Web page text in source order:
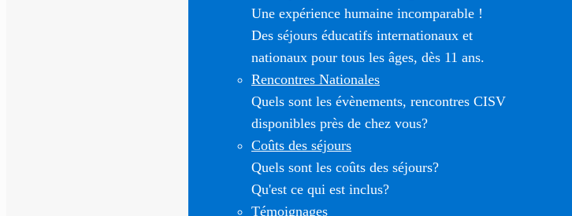
Une expérience humaine incomparable !
Des séjours éducatifs internationaux et
nationaux pour tous les âges, dès 11 ans.
Rencontres Nationales
Quels sont les évènements, rencontres CISV
disponibles près de chez vous?
Coûts des séjours
Quels sont les coûts des séjours?
Qu'est ce qui est inclus?
Témoignages